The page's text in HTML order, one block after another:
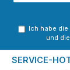
Ich habe die
und die
SERVICE-